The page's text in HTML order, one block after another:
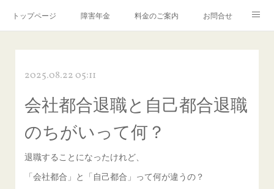
トップページ 障害年金 料金のご案内 お問合せ
2025.08.22 05:11
会社都合退職と自己都合退職
のちがいって何？
退職することになったけれど、
「会社都合」と「自己都合」って何が違うの？